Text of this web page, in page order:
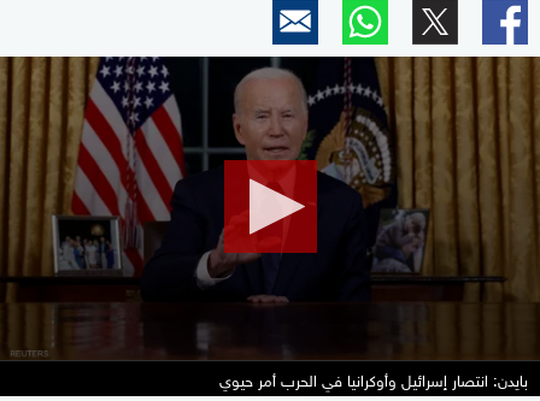
seconds
بايدن: انتصار إسرائيل وأوكرانيا في الحرب أمر حيوي